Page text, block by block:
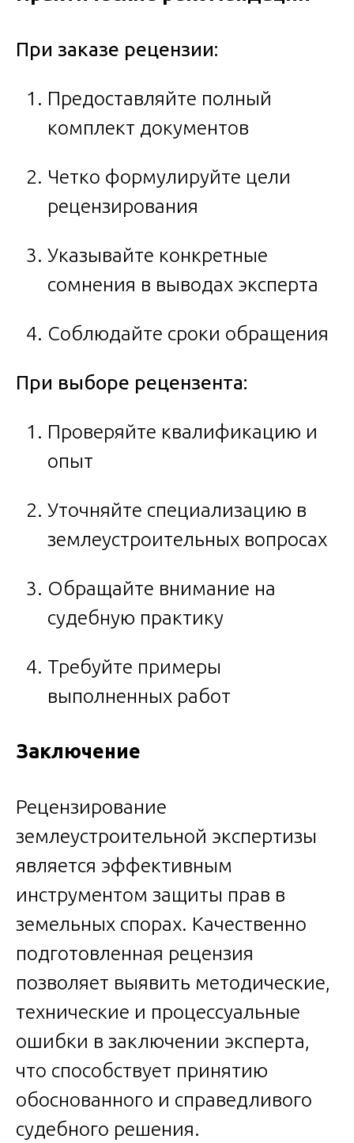
При заказе рецензии:
Предоставляйте полный
комплект документов
Четко формулируйте цели
рецензирования
Указывайте конкретные
сомнения в выводах эксперта
Соблюдайте сроки обращения
При выборе рецензента:
Проверяйте квалификацию и
опыт
Уточняйте специализацию в
землеустроительных вопросах
Обращайте внимание на
судебную практику
Требуйте примеры
выполненных работ
Заключение
Рецензирование
землеустроительной экспертизы
является эффективным
инструментом защиты прав в
земельных спорах. Качественно
подготовленная рецензия
позволяет выявить методические,
технические и процессуальные
ошибки в заключении эксперта,
что способствует принятию
обоснованного и справедливого
судебного решения.